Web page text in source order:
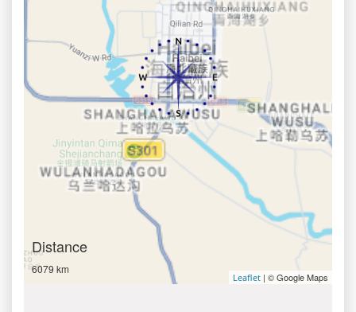
Distance
6079 km
Leaflet | © Google Maps